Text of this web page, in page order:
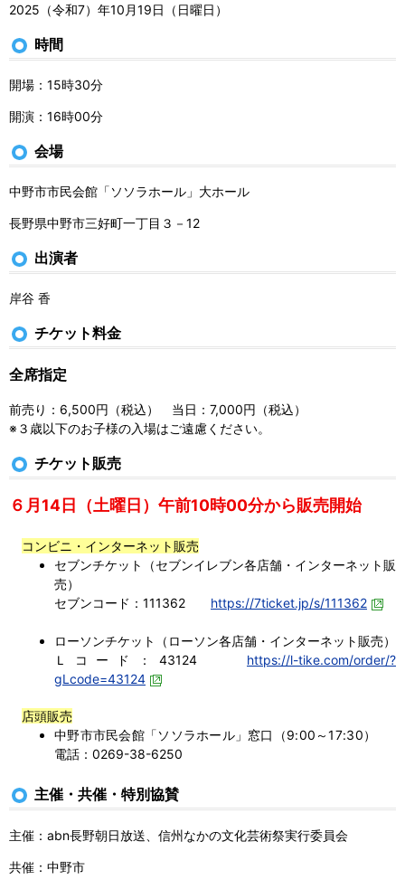
2025（令和7）年10月19日（日曜日）
時間
開場：15時30分
開演：16時00分
会場
中野市市民会館「ソソラホール」大ホール
長野県中野市三好町一丁目３－12
出演者
岸谷 香
チケット料金
全席指定
前売り：6,500円（税込） 当日：7,000円（税込）
※３歳以下のお子様の入場はご遠慮ください。
チケット販売
６月14日（土曜日）午前10時00分から販売開始
コンビニ・インターネット販売
セブンチケット（セブンイレブン各店舗・インターネット販
売）
セブンコード：111362 https://7ticket.jp/s/111362
ローソンチケット（ローソン各店舗・インターネット販売）
Ｌコード：43124 https://l-tike.com/order/?
gLcode=43124
店頭販売
中野市市民会館「ソソラホール」窓口（9:00～17:30）
電話：0269-38-6250
主催・共催・特別協賛
主催：abn長野朝日放送、信州なかの文化芸術祭実行委員会
共催： 中野市